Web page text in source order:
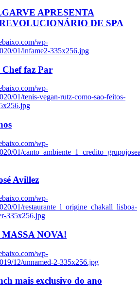
APRESENTA
DE SPA
wp-
01/infame2-335x256.jpg
faz Par
wp-
01/tenis-vegan-rutz-como-sao-feitos-
wp-
01/
Avillez
wp-
01/restaurante_l_origine_chakall_lisboa-
335x256.jpg
NOVA!
wp-
12/unnamed-2-335x256.jpg
mais exclusivo do ano